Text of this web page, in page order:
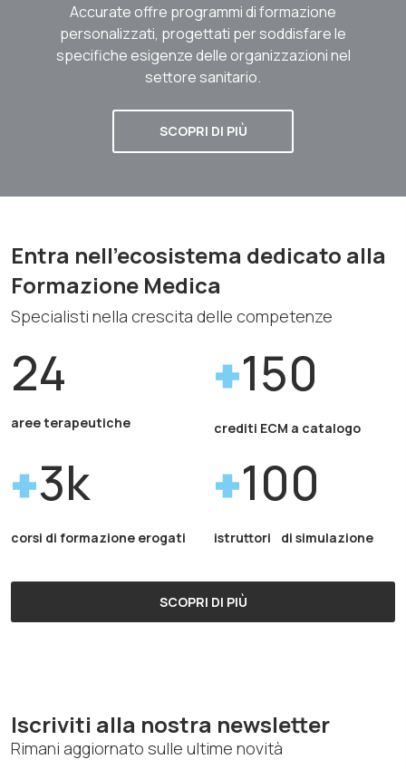
Accurate offre programmi di formazione
personalizzati, progettati per soddisfare le
specifiche esigenze delle organizzazioni nel
settore sanitario.
SCOPRI DI PIÙ
Entra nell'ecosistema dedicato alla
Formazione Medica
Specialisti nella crescita delle competenze
24
aree terapeutiche
150
crediti ECM a catalogo
3k
corsi di formazione erogati
100
istruttori di simulazione
SCOPRI DI PIÙ
Iscriviti alla nostra newsletter
Rimani aggiornato sulle ultime novità